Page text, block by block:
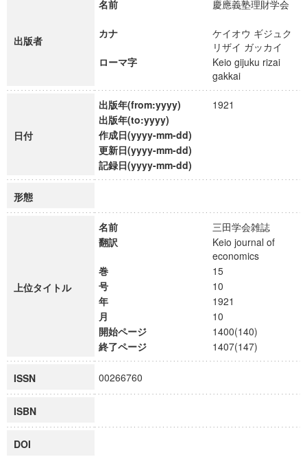
出版者
名前 慶應義塾理財学会
カナ
ケイオウ ギジュク
リザイ ガッカイ
ローマ字
Keio gijuku rizai
gakkai
日付
出版年(from:yyyy)
1921
出版年(to:yyyy)
作成日(yyyy-mm-dd)
更新日(yyyy-mm-dd)
記録日(yyyy-mm-dd)
形態
上位タイトル
名前
三田学会雑誌
翻訳
Keio journal of
economics
巻
15
号
10
年
1921
月
10
開始ページ
1400(140)
終了ページ
1407(147)
ISSN 00266760
ISBN
DOI